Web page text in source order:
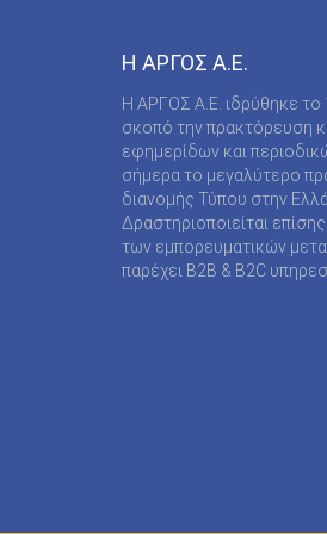
DE AGOSTINI
DIGITAL CONTENT S.A.
DIGITAL MEDIA
ΑΛΛΟΔΑΠΗΣ
DOCUMENTO
EK ARCHITECTURAL
Η ΑΡΓΟΣ A.E.
Η ΑΡΓΟΣ A.E. ιδρύθηκε το
σκοπό την πρακτόρευση
εφημερίδων και
σήμερα το μεγαλύτερο
διανομής Τύπου στην
Δραστηριοποιείται
των εμπορευματικών
παρέχει B2B & B2C